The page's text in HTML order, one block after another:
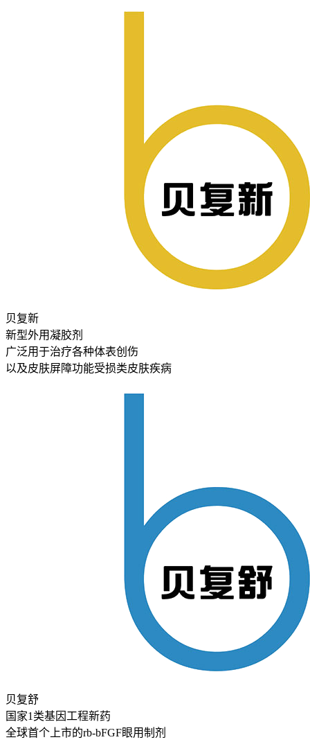
贝复新
新型外用凝胶剂
广泛用于治疗各种体表创伤
以及皮肤屏障功能受损类皮肤疾病
贝复舒
国家1类基因工程新药
全球首个上市的rb-bFGF眼用制剂